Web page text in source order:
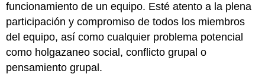
funcionamiento de un equipo. Esté atento a la plena
participación y compromiso de todos los miembros
del equipo, así como cualquier problema potencial
como holgazaneo social, conflicto grupal o
pensamiento grupal.